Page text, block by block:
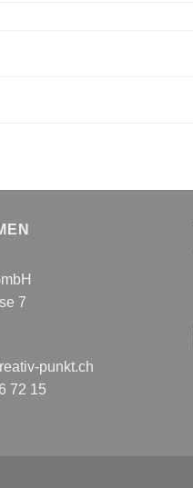
7
punkt.ch
72 15